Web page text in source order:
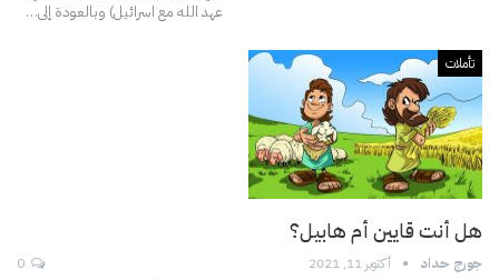
عهد الله مع اسرائيل) وبالعودة إلى…
تأملات
هل أنت قايين أم هابيل؟
جورج حداد أكتوبر 11, 2021